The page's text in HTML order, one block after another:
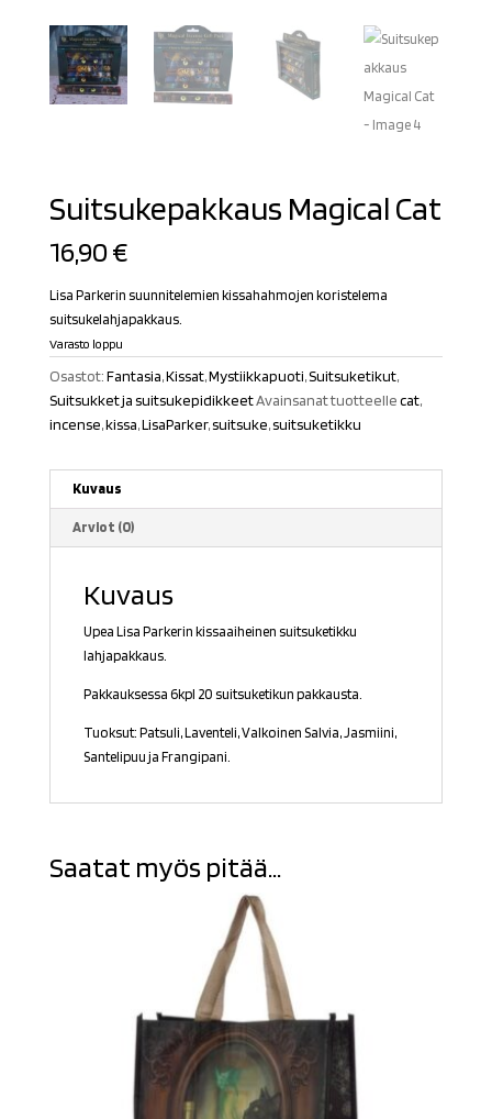
Suitsukepakkaus Magical Cat
16,90€
Lisa Parkerin suunnitelemien kissahahmojen koristelema
suitsukelahjapakkaus.
Varasto loppu
Osastot:Fantasia,Kissat,Mystiikkapuoti,Suitsuketikut,
Suitsukket ja suitsukepidikkeetAvainsanat tuotteellecat,
incense,kissa,LisaParker,suitsuke,suitsuketikku
Kuvaus
Arviot (0)
Kuvaus
Upea Lisa Parkerin kissaaiheinen suitsuketikku
lahjapakkaus.
Pakkauksessa 6kpl 20 suitsuketikun pakkausta.
Tuoksut: Patsuli, Laventeli, Valkoinen Salvia, Jasmiini,
Santelipuu ja Frangipani.
Saatat myös pitää...